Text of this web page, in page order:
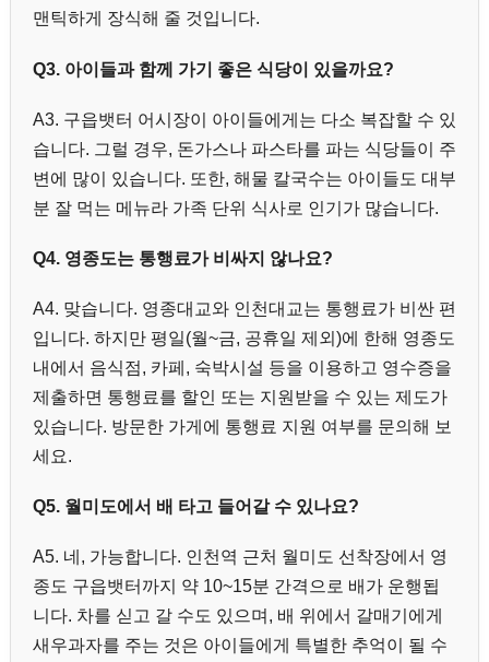
맨틱하게 장식해 줄 것입니다.
Q3. 아이들과 함께 가기 좋은 식당이 있을까요?
A3. 구읍뱃터 어시장이 아이들에게는 다소 복잡할 수 있
습니다. 그럴 경우, 돈가스나 파스타를 파는 식당들이 주
변에 많이 있습니다. 또한, 해물 칼국수는 아이들도 대부
분 잘 먹는 메뉴라 가족 단위 식사로 인기가 많습니다.
Q4. 영종도는 통행료가 비싸지 않나요?
A4. 맞습니다. 영종대교와 인천대교는 통행료가 비싼 편
입니다. 하지만 평일(월~금, 공휴일 제외)에 한해 영종도
내에서 음식점, 카페, 숙박시설 등을 이용하고 영수증을
제출하면 통행료를 할인 또는 지원받을 수 있는 제도가
있습니다. 방문한 가게에 통행료 지원 여부를 문의해 보
세요.
Q5. 월미도에서 배 타고 들어갈 수 있나요?
A5. 네, 가능합니다. 인천역 근처 월미도 선착장에서 영
종도 구읍뱃터까지 약 10~15분 간격으로 배가 운행됩
니다. 차를 싣고 갈 수도 있으며, 배 위에서 갈매기에게
새우과자를 주는 것은 아이들에게 특별한 추억이 될 수